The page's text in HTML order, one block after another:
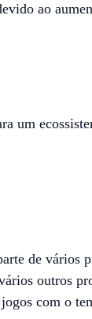
ao
um
de vários
outros
com o